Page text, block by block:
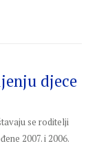
djece
se roditelji
2007. i 2006.